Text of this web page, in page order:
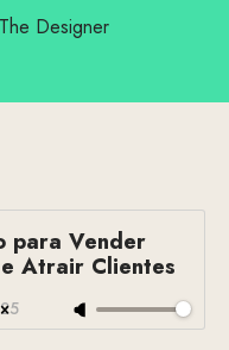
para Vender
Atrair Clientes